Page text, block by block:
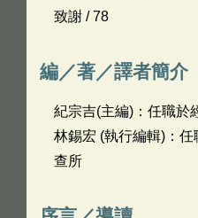
致謝 / 78
編／著／譯者簡介
紀宗吉(主編)：任職於
林錫宏 (執行編輯)：
查所